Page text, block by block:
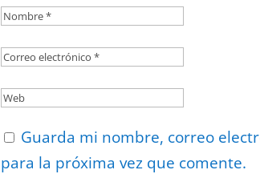
Guarda mi nombre, correo
para la próxima vez que comente.